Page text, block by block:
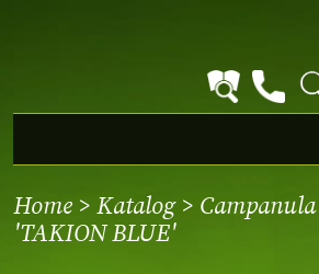
Home > Katalog>
'TAKION BLUE'